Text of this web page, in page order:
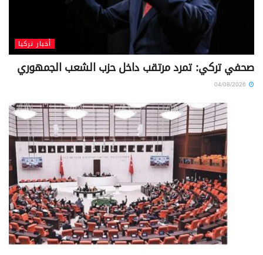
أخبار تركيا
صحفي تركي: تمرد مرتقب داخل حزب الشعب الجمهوري